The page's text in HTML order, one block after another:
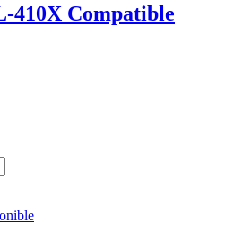
410X Compatible